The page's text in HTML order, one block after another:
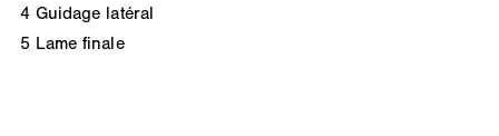
4 Guidage latéral
5 Lame finale